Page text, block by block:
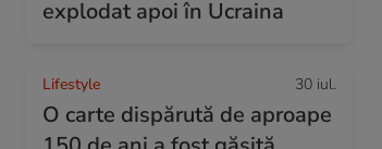
explodat apoi în Ucraina
Lifestyle 30 iul.
O carte dispărută de aproape